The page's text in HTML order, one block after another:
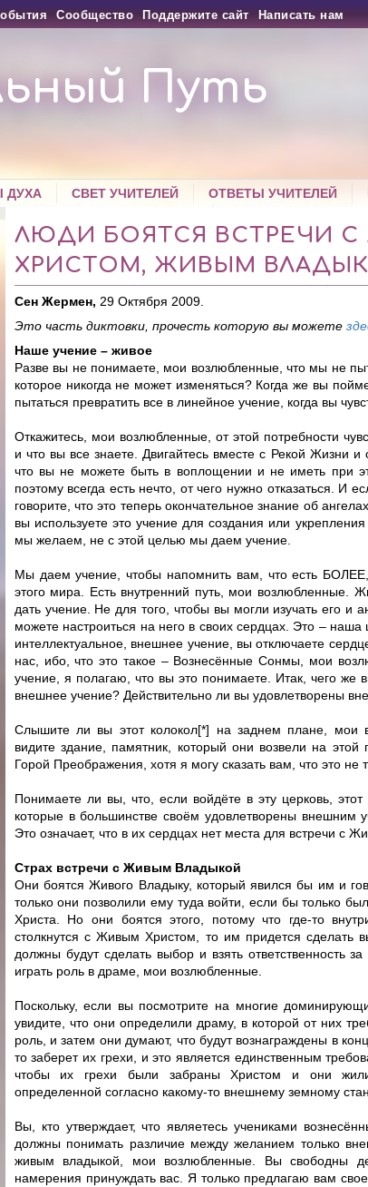
Сообщество Поддержите сайт Написать нам
Путь
ДУХА СВЕТ УЧИТЕЛЕЙ ОТВЕТЫ УЧИТЕЛЕЙ
ЛЮДИ БОЯТСЯ ВСТРЕЧИ
ХРИСТОМ, ЖИВЫМ
Сен Жермен, 29 Октября 2009.
Это часть диктовки, прочесть которую вы можете
Наше учение – живое
Разве вы не понимаете, мои возлюбленные, что мы не
которое никогда не может изменяться? Когда же вы
пытаться превратить все в линейное учение, когда вы
Откажитесь, мои возлюбленные, от этой потребности
и что вы все знаете. Двигайтесь вместе с Рекой Жизни и
что вы не можете быть в воплощении и не иметь при
поэтому всегда есть нечто, от чего нужно отказаться. И
говорите, что это теперь окончательное знание об
вы используете это учение для создания или
мы желаем, не с этой целью мы даем учение.
Мы даем учение, чтобы напомнить вам, что есть
этого мира. Есть внутренний путь, мои возлюбленные.
дать учение. Не для того, чтобы вы могли изучать его и
можете настроиться на него в своих сердцах. Это –
интеллектуальное, внешнее учение, вы отключаете
нас, ибо, что это такое – Вознесённые Сонмы, мои
учение, я полагаю, что вы это понимаете. Итак, чего же
внешнее учение? Действительно ли вы удовлетворены
Слышите ли вы этот колокол[*] на заднем плане, мои
видите здание, памятник, который они возвели на
Горой Преображения, хотя я могу сказать вам, что это не
Понимаете ли вы, что, если войдёте в эту церковь,
которые в большинстве своём удовлетворены внешним
Это означает, что в их сердцах нет места для встречи с
Страх встречи с Живым Владыкой
Они боятся Живого Владыку, который явился бы им и
только они позволили ему туда войти, если бы только
Христа. Но они боятся этого, потому что где-то
столкнутся с Живым Христом, то им придется
должны будут сделать выбор и взять ответственность
играть роль в драме, мои возлюбленные.
Поскольку, если вы посмотрите на многие
увидите, что они определили драму, в которой от них
роль, и затем они думают, что будут вознаграждены в
то заберет их грехи, и это является единственным
чтобы их грехи были забраны Христом и они жили
определенной согласно какому-то внешнему земному
Вы, кто утверждает, что являетесь учениками
должны понимать различие между желанием только
живым владыкой, мои возлюбленные. Вы свободны
намерения принуждать вас. Я только предлагаю вам